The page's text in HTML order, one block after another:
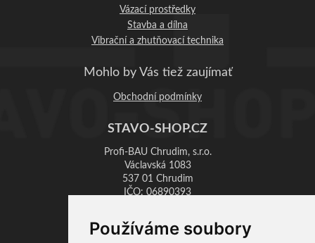
Používáme soubory
Vázací prostředky
Stavba a dílna
Vibrační a zhutňovací technika
Mohlo by Vás tiež zaujímať
Obchodní podmínky
STAVO-SHOP.CZ
Profi-BAU Chrudim, s.r.o.
Václavská 1083
537 01 Chrudim
IČO: 06890393
Provozovna: